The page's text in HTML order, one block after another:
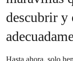
descubrir y